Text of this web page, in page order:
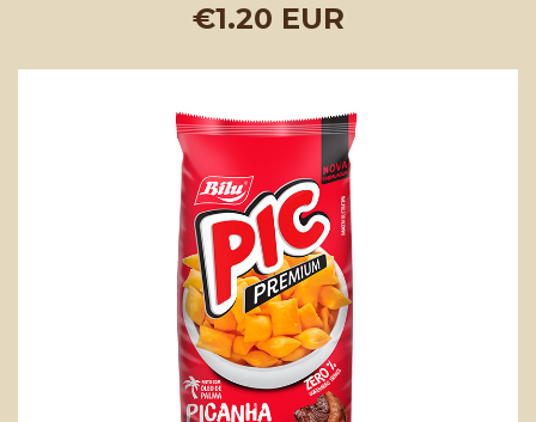
€1.20 EUR